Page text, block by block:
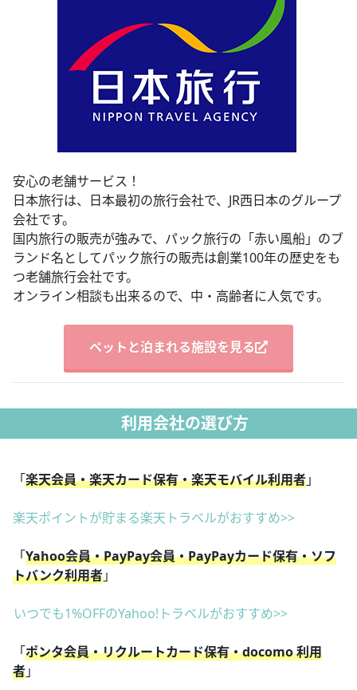
安心の老舗サービス！
日本旅行は、日本最初の旅行会社で、JR西日本のグループ
会社です。
国内旅行の販売が強みで、パック旅行の「赤い風船」のブ
ランド名としてパック旅行の販売は創業100年の歴史をも
つ老舗旅行会社です。
オンライン相談も出来るので、中・高齢者に人気です。
ペットと泊まれる施設を見る
利用会社の選び方
「楽天会員・楽天カード保有・楽天モバイル利用者」
楽天ポイントが貯まる楽天トラベルがおすすめ>>
「Yahoo会員・PayPay会員・PayPayカード保有・ソフ
トバンク利用者」
いつでも1%OFFのYahoo!トラベルがおすすめ>>
「ポンタ会員・リクルートカード保有・docomo 利用
者」